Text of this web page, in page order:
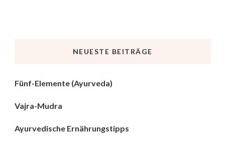
NEUESTE BEITRÄGE
Fünf-Elemente (Ayurveda)
Vajra-Mudra
Ayurvedische Ernährungstipps